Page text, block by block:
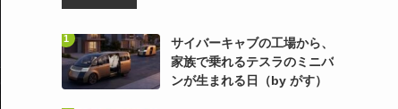
サイバーキャブの工場から、
家族で乗れるテスラのミニバ
ンが生まれる日（by がす）